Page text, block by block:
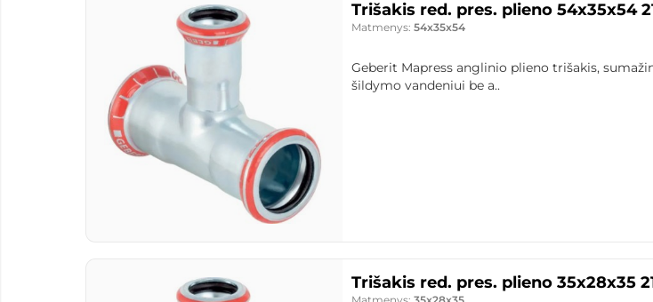
Trišakis red. pres. plieno 54x35x54
Matmenys: 54x35x54
Geberit Mapress anglinio plieno trišakis,
šildymo vandeniui be a..
Trišakis red. pres. plieno 35x28x35